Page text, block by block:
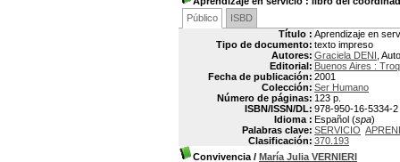
Público
ISBD
Título : Aprendizaje en
Tipo de documento: texto impreso
Autores: Graciela DENI ,
Editorial: Buenos Aires :
Fecha de publicación: 2001
Colección: Ser Humano
Número de páginas: 123 p.
ISBN/ISSN/DL: 978-950-16-5334-2
Idioma : Español (spa)
Palabras clave: SERVICIO
Clasificación: 370.193
Convivencia / María Julia VERNIERI